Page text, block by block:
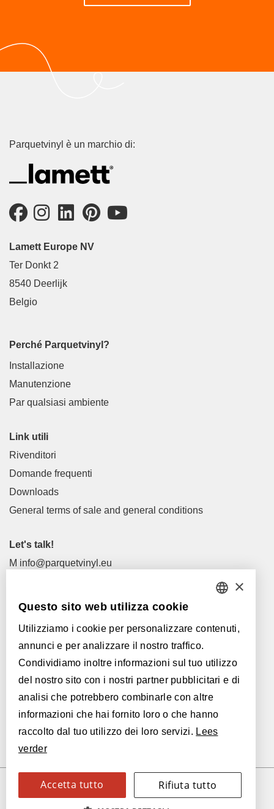
Parquetvinyl è un marchio di:
Lamett Europe NV
Ter Donkt 2
8540 Deerlijk
Belgio
Perché Parquetvinyl?
Installazione
Manutenzione
Par qualsiasi ambiente
Link utili
Rivenditori
Domande frequenti
Downloads
General terms of sale and general conditions
Let's talk!
M info@parquetvinyl.eu
Let's meet!
I nostri rivenditori
Con il supporto di:
© 2026 Parquetvinyl
FRENCH
ENGLISH
GERMAN
SPANISH
×
Questo sito web utilizza cookie
Utilizziamo i cookie per personalizzare contenuti,
annunci e per analizzare il nostro traffico.
Condividiamo inoltre informazioni sul tuo utilizzo
del nostro sito con i nostri partner pubblicitari e di
analisi che potrebbero combinarle con altre
informazioni che hai fornito loro o che hanno
raccolto dal tuo utilizzo dei loro servizi. Lees
verder
Accetta tutto Rifiuta tutto